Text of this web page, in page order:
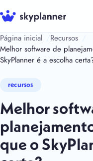
Pular
para
o
conteúdo
Página inicial
Recursos
Melhor software de
SkyPlanner é a escolha
recursos
Melhor
que o